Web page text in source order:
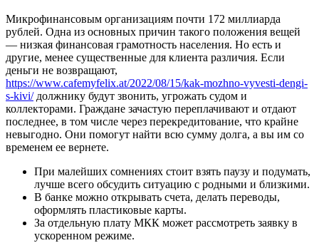
Микрофинансовым организациям почти 172 миллиарда
рублей. Одна из основных причин такого положения вещей
— низкая финансовая грамотность населения. Но есть и
другие, менее существенные для клиента различия. Если
деньги не возвращают,
https://www.cafemyfelix.at/2022/08/15/kak-mozhno-vyvesti-dengi-
s-kivi/должнику будут звонить, угрожать судом и
коллекторами. Граждане зачастую переплачивают и отдают
последнее, в том числе через перекредитование, что крайне
невыгодно. Они помогут найти всю сумму долга, а вы им со
временем ее вернете.
При малейших сомнениях стоит взять паузу и подумать,
лучше всего обсудить ситуацию с родными и близкими.
В банке можно открывать счета, делать переводы,
оформлять пластиковые карты.
За отдельную плату МКК может рассмотреть заявку в
ускоренном режиме.